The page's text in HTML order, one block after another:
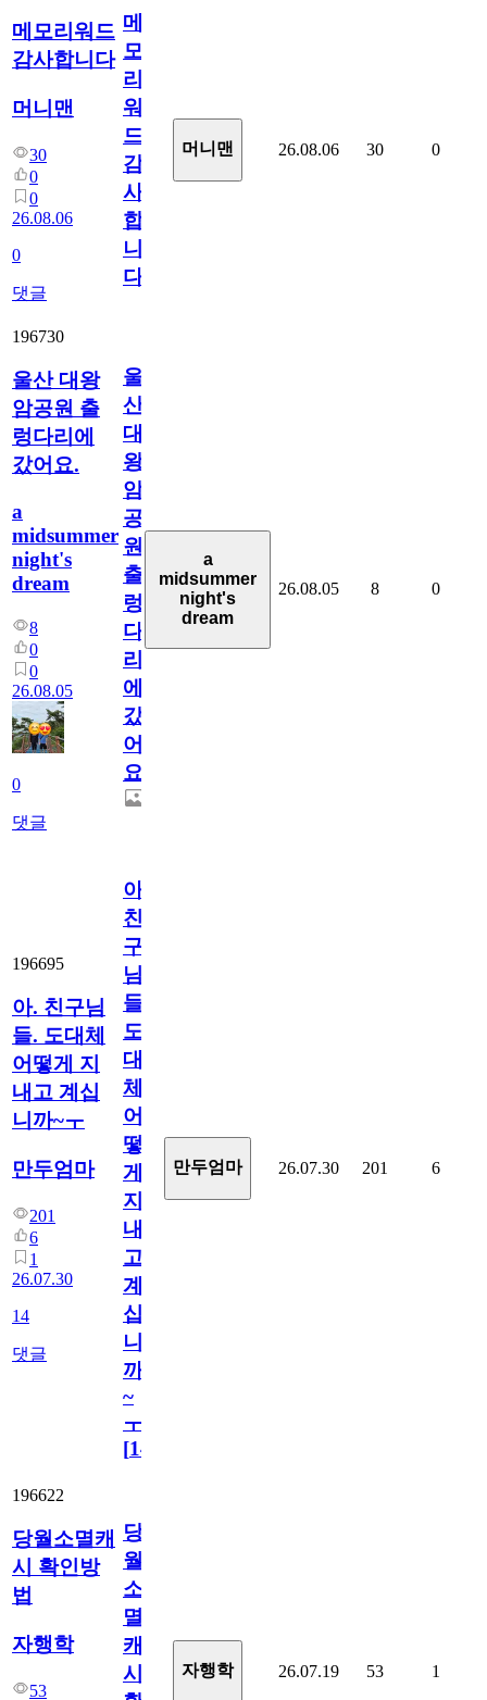
메모리워드
감사합니다
머니맨
30
0
0
26.08.06
0
댓글
메
모
리
워
드
감
사
합
니
다
머니맨 26.08.06 30 0
196730
울산 대왕
암공원 출
렁다리에
갔어요.
a
midsummer
night's
dream
8
0
0
26.08.05
0
댓글
울
산
대
왕
암
공
원
출
렁
다
리
에
갔
어
요.
a
midsummer
night's
dream
26.08.05 8 0
196695
아. 친구님
들. 도대체
어떻게 지
내고 계십
니까~ㅜ
만두엄마
201
6
1
26.07.30
14
댓글
아.
친
구
님
들.
도
대
체
어
떻
게
지
내
고
계
십
니
까
~
ㅜ
[14
만두엄마 26.07.30 201 6
196622
당월소멸캐
시 확인방
법
자행학
53
당
월
소
멸
캐
시
자행학 26.07.19 53 1